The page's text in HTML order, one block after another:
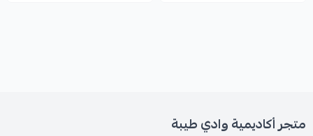
متجر أكاديمية وادي طيبة